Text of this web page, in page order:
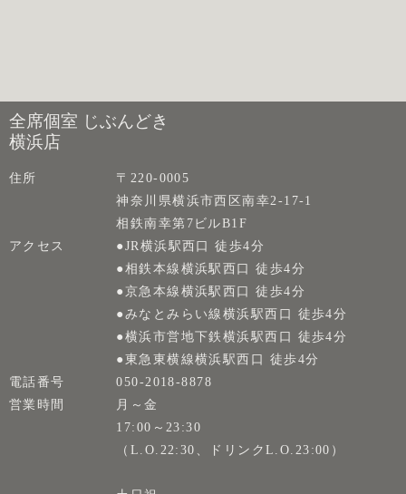
全席個室 じぶんどき
横浜店
住所
〒220-0005
神奈川県横浜市西区南幸2-17-1
相鉄南幸第7ビルB1F
アクセス
●JR横浜駅西口 徒歩4分
●相鉄本線横浜駅西口 徒歩4分
●京急本線横浜駅西口 徒歩4分
●みなとみらい線横浜駅西口 徒歩4分
●横浜市営地下鉄横浜駅西口 徒歩4分
●東急東横線横浜駅西口 徒歩4分
電話番号
050-2018-8878
営業時間
月～金
17:00～23:30
（L.O.22:30、ドリンクL.O.23:00）